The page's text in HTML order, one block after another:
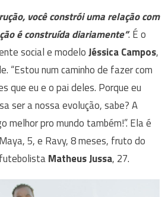
você constrói uma relação com
é construída diariamente”. É o
social e modeloJéssica Campos,
“Estou num caminho de fazer com
que eu e o pai deles. Porque eu
ser a nossa evolução, sabe? A
melhor pro mundo também!”. Ela é
5, e Ravy, 8 meses, fruto do
Matheus Jussa, 27.